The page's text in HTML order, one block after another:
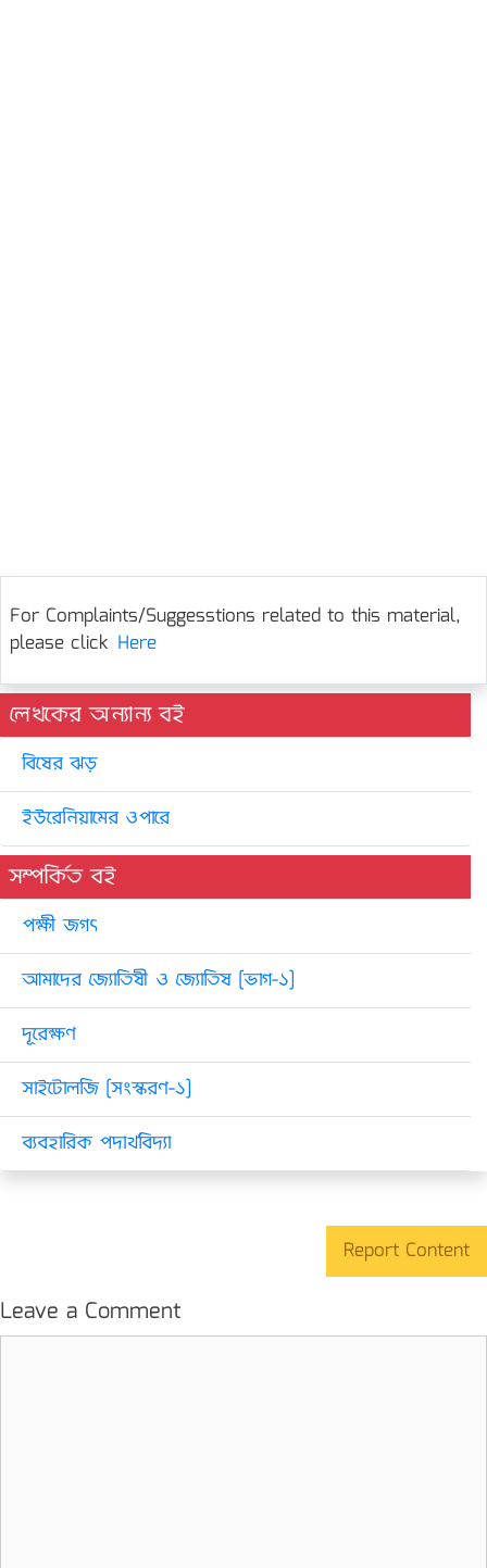
For Complaints/Suggesstions related to this material,
please click Here
লেখকের অন্যান্য বই
বিষের ঝড়
ইউরেনিয়ামের ওপারে
সম্পর্কিত বই
পক্ষী জগৎ
আমাদের জ্যোতিষী ও জ্যোতিষ [ভাগ-১]
দূরেক্ষণ
সাইটোলজি [সংস্করণ-১]
ব্যবহারিক পদার্থবিদ্যা
Report Content
Leave a Comment